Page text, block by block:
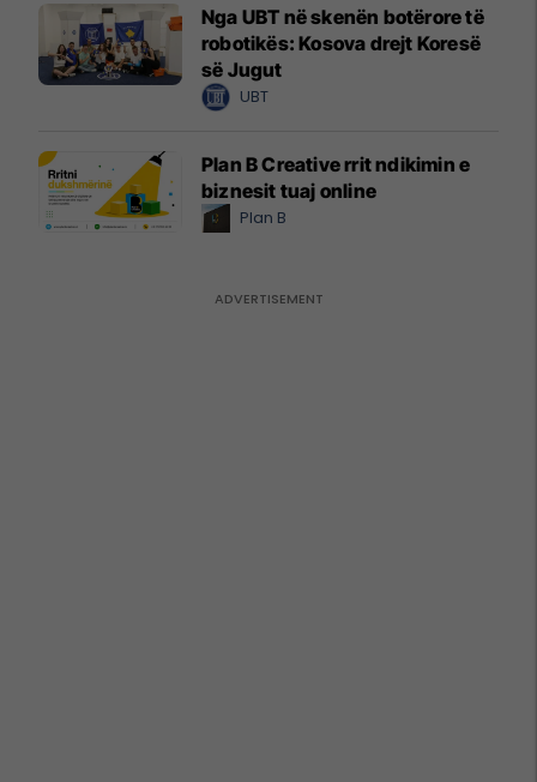
Nga UBT në skenën botërore të
robotikës: Kosova drejt Koresë
së Jugut
UBT
Plan B Creative rrit ndikimin e
biznesit tuaj online
Plan B